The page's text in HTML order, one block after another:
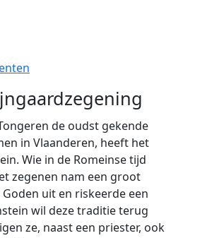
de oudst gekende
in Vlaanderen, heeft het
Wie in de Romeinse tijd
zegenen nam een groot
uit en riskeerde een
wil deze traditie terug
ze, naast een priester, ook